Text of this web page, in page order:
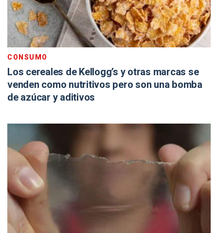
CONSUMO
Los cereales de Kellogg’s y otras marcas se
venden como nutritivos pero son una bomba
de azúcar y aditivos